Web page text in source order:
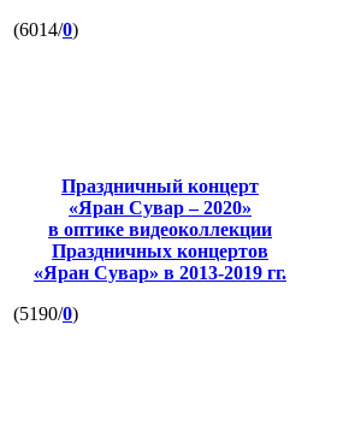
(6014/0)
Праздничный концерт
«Яран Сувар – 2020»
в оптике видеоколлекции
Праздничных концертов
«Яран Сувар» в 2013-2019 гг.
(5190/0)